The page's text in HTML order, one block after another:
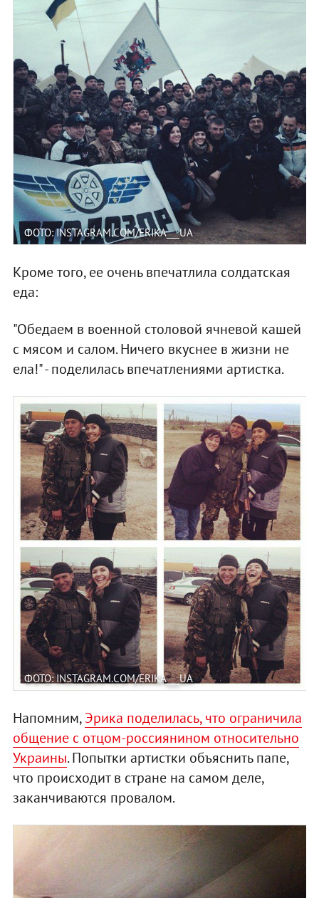
ФОТО: INSTAGRAM.COM/ERIKA___UA
Кроме того, ее очень впечатлила солдатская
еда:
"Обедаем в военной столовой ячневой кашей
с мясом и салом. Ничего вкуснее в жизни не
ела!" - поделилась впечатлениями артистка.
ФОТО: INSTAGRAM.COM/ERIKA___UA
Напомним,Эрика поделилась, что ограничила
общение с отцом-россиянином относительно
Украины. Попытки артистки объяснить папе,
что происходит в стране на самом деле,
заканчиваются провалом.